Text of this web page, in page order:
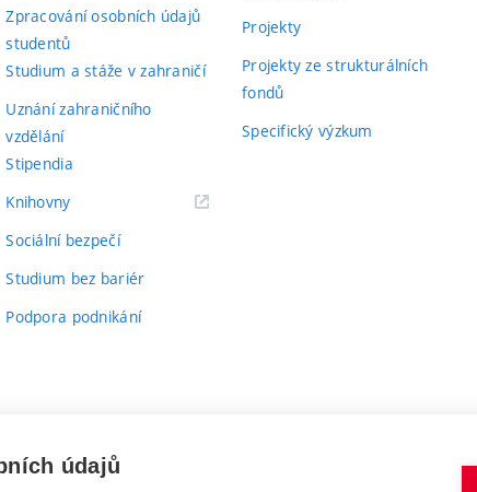
Zpracování osobních údajů
studentů
Studium a stáže v zahraničí
Uznání zahraničního
vzdělání
Stipendia
Knihovny(externí
Sociální bezpečí
Studium bez bariér
Podpora podnikání
Projekty
Projekty ze strukturálních
fondů
Specifický výzkum
údajů